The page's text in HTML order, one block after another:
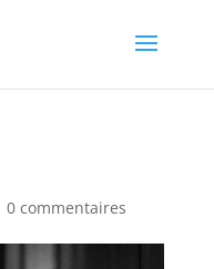
0 commentaires